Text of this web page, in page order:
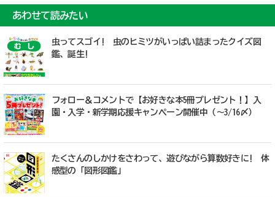
あわせて読みたい
虫ってスゴイ! 虫のヒミツがいっぱい詰まったクイズ図
鑑、誕生!
フォロー＆コメントで【お好きな本5冊プレゼント！】入
園・入学・新学期応援キャンペーン開催中（～3/16〆）
たくさんのしかけをさわって、遊びながら算数好きに! 体
感型の「図形図鑑」